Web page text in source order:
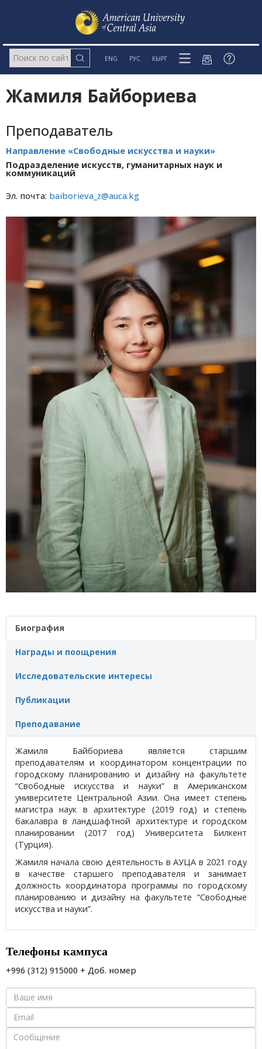
ENG РУС КЫРГ
Жамиля Байбориева
Преподаватель
Направление «Свободные искусства и науки»
Подразделение искусств, гуманитарных наук и
коммуникаций
Эл. почта: baiborieva_z@auca.kg
Биография
Награды и поощрения
Исследовательские интересы
Публикации
Преподавание
Жамиля Байбориева является старшим
преподавателям и координатором концентрации по
городскому планированию и дизайну на факультете
“Свободные искусства и науки” в Американском
университете Центральной Азии. Она имеет степень
магистра наук в архитектуре (2019 год) и степень
бакалавра в ландшафтной архитектуре и городском
планировании (2017 год) Университета Билкент
(Турция).
Жамиля начала свою деятельность в АУЦА в 2021 году
в качестве старшего преподавателя и занимает
должность координатора программы по городскому
планированию и дизайну на факультете “Свободные
искусства и науки”.
Телефоны кампуса
+996 (312) 915000 + Доб. номер